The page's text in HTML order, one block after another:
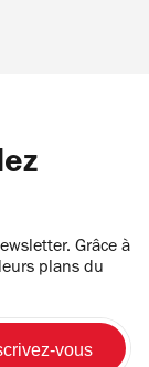
Grâce à
plans du